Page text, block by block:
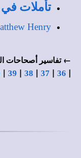
تأملات في
Henry
← تفاسير أصحاحات
|
36
|
37
|
38
|
39
|